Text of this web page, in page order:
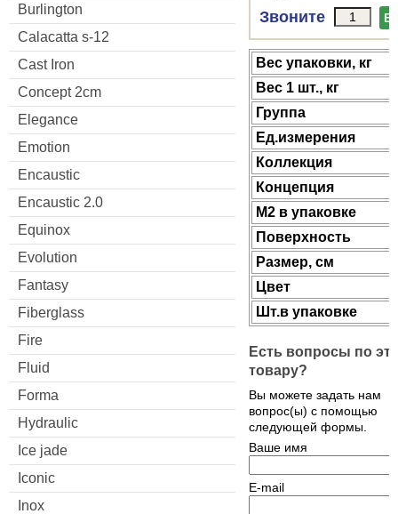
Burlington
Calacatta s-12
Cast Iron
Concept 2cm
Elegance
Emotion
Encaustic
Encaustic 2.0
Equinox
Evolution
Fantasy
Fiberglass
Fire
Fluid
Forma
Hydraulic
Ice jade
Iconic
Inox
Звоните В
Веc упаковки, кг
Вес 1 шт., кг
Группа
Ед.измерения
Коллекция
Концепция
М2 в упаковке
Поверхность
Размер, см
Цвет
Шт.в упаковке
Есть вопросы по
товару?
Вы можете задать нам
вопрос(ы) с помощью
следующей формы.
Ваше имя
E-mail